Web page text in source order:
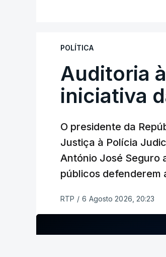
POLÍTICA
Auditoria
iniciativa
O presidente da
Justiça à Polícia
António José Seguro
públicos defenderem
RTP / 6 Agosto 2026, 20:23